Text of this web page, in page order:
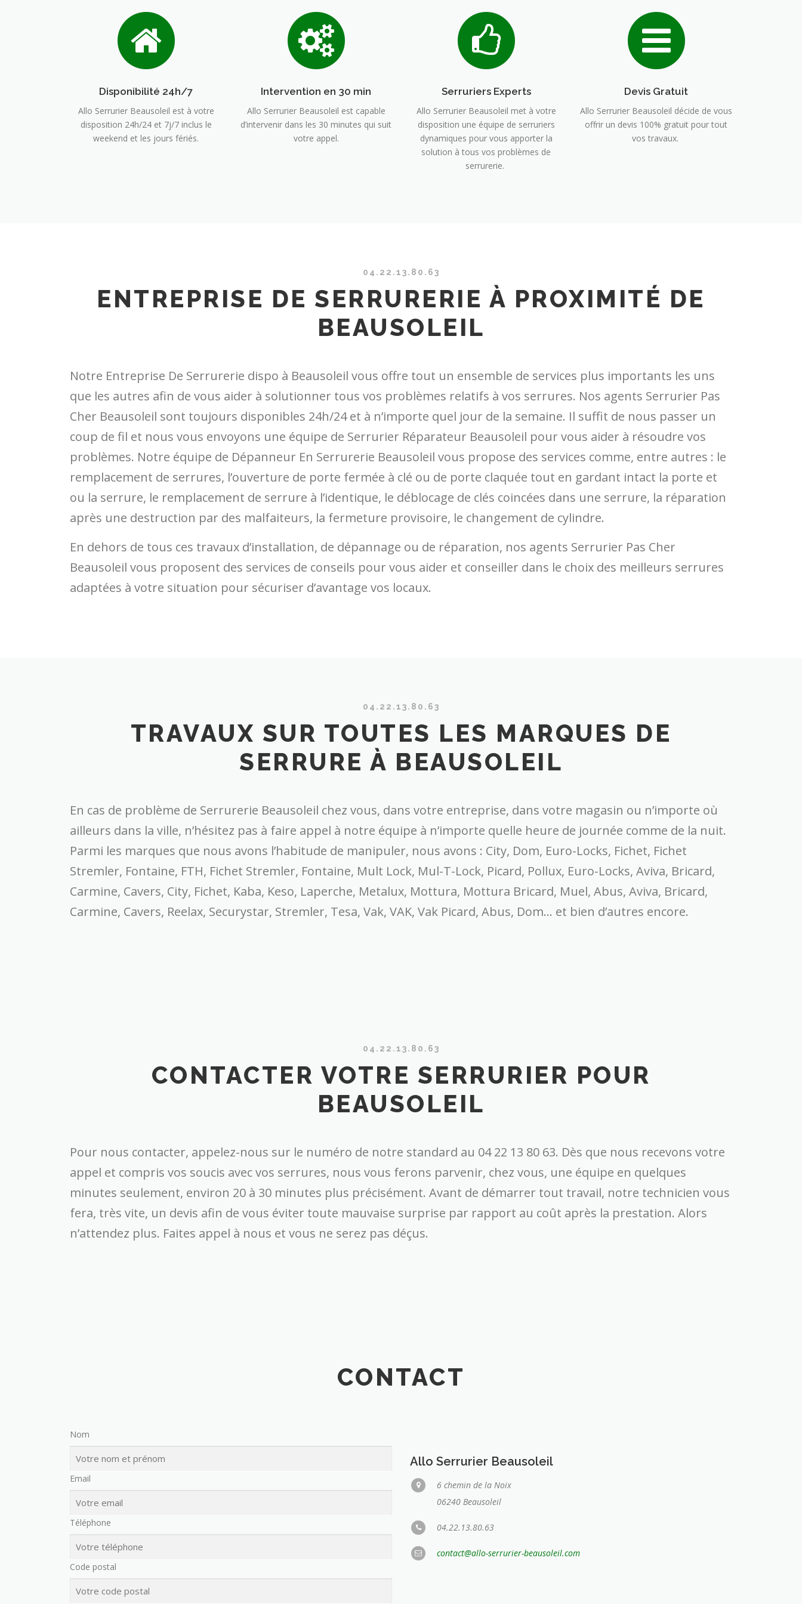
Disponibilité 24h/7
Allo Serrurier Beausoleil est à votre
disposition 24h/24 et 7j/7 inclus le
weekend et les jours fériés.
Intervention en 30 min
Allo Serrurier Beausoleil est capable
d’intervenir dans les 30 minutes qui suit
votre appel.
Serruriers Experts
Allo Serrurier Beausoleil met à votre
disposition une équipe de serruriers
dynamiques pour vous apporter la
solution à tous vos problèmes de
serrurerie.
Devis Gratuit
Allo Serrurier Beausoleil décide de vous
offrir un devis 100% gratuit pour tout
vos travaux.
04.22.13.80.63
ENTREPRISE DE SERRURERIE À PROXIMITÉ DE
BEAUSOLEIL
Notre Entreprise De Serrurerie dispo à Beausoleil vous offre tout un ensemble de services plus importants les uns
que les autres afin de vous aider à solutionner tous vos problèmes relatifs à vos serrures. Nos agents Serrurier Pas
Cher Beausoleil sont toujours disponibles 24h/24 et à n’importe quel jour de la semaine. Il suffit de nous passer un
coup de fil et nous vous envoyons une équipe de Serrurier Réparateur Beausoleil pour vous aider à résoudre vos
problèmes. Notre équipe de Dépanneur En Serrurerie Beausoleil vous propose des services comme, entre autres : le
remplacement de serrures, l’ouverture de porte fermée à clé ou de porte claquée tout en gardant intact la porte et
ou la serrure, le remplacement de serrure à l’identique, le déblocage de clés coincées dans une serrure, la réparation
après une destruction par des malfaiteurs, la fermeture provisoire, le changement de cylindre.
En dehors de tous ces travaux d’installation, de dépannage ou de réparation, nos agents Serrurier Pas Cher
Beausoleil vous proposent des services de conseils pour vous aider et conseiller dans le choix des meilleurs serrures
adaptées à votre situation pour sécuriser d’avantage vos locaux.
04.22.13.80.63
TRAVAUX SUR TOUTES LES MARQUES DE
SERRURE À BEAUSOLEIL
En cas de problème de Serrurerie Beausoleil chez vous, dans votre entreprise, dans votre magasin ou n’importe où
ailleurs dans la ville, n’hésitez pas à faire appel à notre équipe à n’importe quelle heure de journée comme de la nuit.
Parmi les marques que nous avons l’habitude de manipuler, nous avons : City, Dom, Euro-Locks, Fichet, Fichet
Stremler, Fontaine, FTH, Fichet Stremler, Fontaine, Mult Lock, Mul-T-Lock, Picard, Pollux, Euro-Locks, Aviva, Bricard,
Carmine, Cavers, City, Fichet, Kaba, Keso, Laperche, Metalux, Mottura, Mottura Bricard, Muel, Abus, Aviva, Bricard,
Carmine, Cavers, Reelax, Securystar, Stremler, Tesa, Vak, VAK, Vak Picard, Abus, Dom… et bien d’autres encore.
04.22.13.80.63
CONTACTER VOTRE SERRURIER POUR
BEAUSOLEIL
Pour nous contacter, appelez-nous sur le numéro de notre standard au 04 22 13 80 63. Dès que nous recevons votre
appel et compris vos soucis avec vos serrures, nous vous ferons parvenir, chez vous, une équipe en quelques
minutes seulement, environ 20 à 30 minutes plus précisément. Avant de démarrer tout travail, notre technicien vous
fera, très vite, un devis afin de vous éviter toute mauvaise surprise par rapport au coût après la prestation. Alors
n’attendez plus. Faites appel à nous et vous ne serez pas déçus.
CONTACT
Nom
Email
Téléphone
Code postal
Allo Serrurier Beausoleil
6 chemin de la Noix
06240 Beausoleil
04.22.13.80.63
contact@allo-serrurier-beausoleil.com